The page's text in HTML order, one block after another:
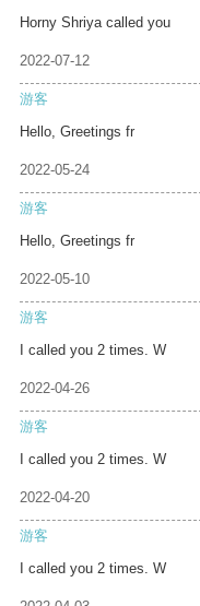
Horny Shriya called you
2022-07-12
游客
Hello, Greetings fr
2022-05-24
游客
Hello, Greetings fr
2022-05-10
游客
I called you 2 times. W
2022-04-26
游客
I called you 2 times. W
2022-04-20
游客
I called you 2 times. W